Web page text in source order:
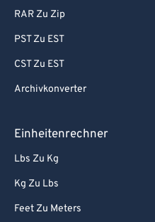
RAR Zu Zip
PST Zu EST
CST Zu EST
Archivkonverter
Einheitenrechner
Lbs Zu Kg
Kg Zu Lbs
Feet Zu Meters